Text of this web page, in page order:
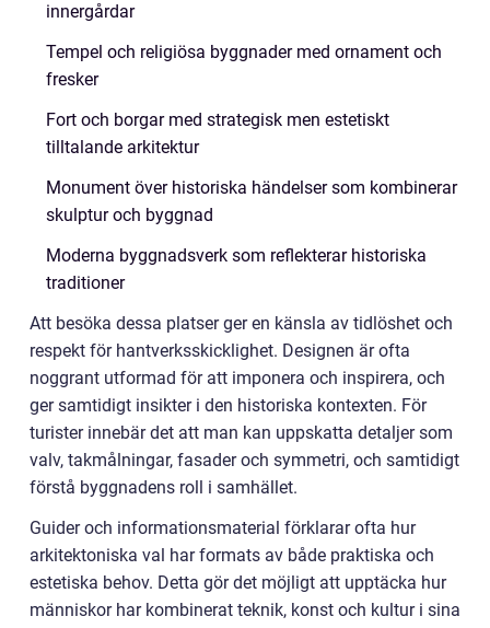
innergårdar
Tempel och religiösa byggnader med ornament och
fresker
Fort och borgar med strategisk men estetiskt
tilltalande arkitektur
Monument över historiska händelser som kombinerar
skulptur och byggnad
Moderna byggnadsverk som reflekterar historiska
traditioner
Att besöka dessa platser ger en känsla av tidlöshet och
respekt för hantverksskicklighet. Designen är ofta
noggrant utformad för att imponera och inspirera, och
ger samtidigt insikter i den historiska kontexten. För
turister innebär det att man kan uppskatta detaljer som
valv, takmålningar, fasader och symmetri, och samtidigt
förstå byggnadens roll i samhället.
Guider och informationsmaterial förklarar ofta hur
arkitektoniska val har formats av både praktiska och
estetiska behov. Detta gör det möjligt att upptäcka hur
människor har kombinerat teknik, konst och kultur i sina